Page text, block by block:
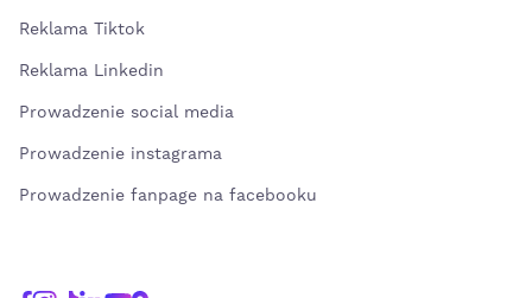
Reklama Tiktok
Reklama Linkedin
Prowadzenie social media
Prowadzenie instagrama
Prowadzenie fanpage na facebooku